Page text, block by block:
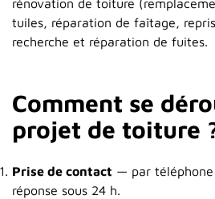
rénovation de toiture
tuiles, réparation de faîtage,
recherche et réparation de fuites.
Comment se
projet de toiture
Prise de contact — par
réponse sous 24 h.